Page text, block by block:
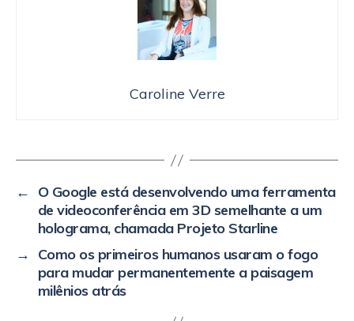
Caroline Verre
←
O Google está desenvolvendo uma ferramenta
de videoconferência em 3D semelhante a um
holograma, chamada Projeto Starline
→
Como os primeiros humanos usaram o fogo
para mudar permanentemente a paisagem
milênios atrás